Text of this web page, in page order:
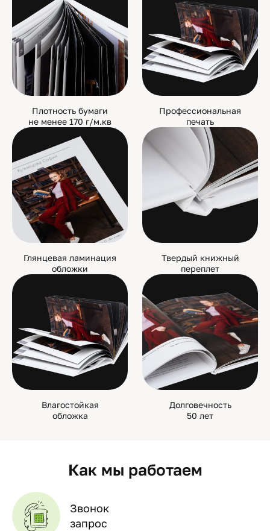
Плотность бумаги
не менее 170 г/м.кв
Профессиональная
печать
Глянцевая ламинация
обложки
Твердый книжный
переплет
Влагостойкая
обложка
Долговечность
50 лет
Как мы работаем
Звонок
запрос